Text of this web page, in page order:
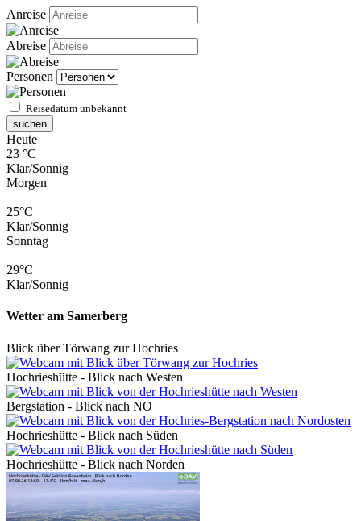
Anreise
Abreise
Personen
Reisedatum unbekannt
suchen
Heute
23 °C
Klar/Sonnig
Morgen
25°C
Klar/Sonnig
Sonntag
29°C
Klar/Sonnig
Wetter am Samerberg
Blick über Törwang zur Hochries
Hochrieshütte - Blick nach Westen
Bergstation - Blick nach NO
Hochrieshütte - Blick nach Süden
Hochrieshütte - Blick nach Norden